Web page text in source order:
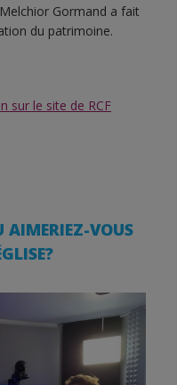
Gormand a fait
du patrimoine.
sur le site de RCF
AIMERIEZ-VOUS